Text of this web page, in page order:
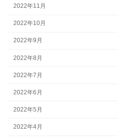
2022年11月
2022年10月
2022年9月
2022年8月
2022年7月
2022年6月
2022年5月
2022年4月